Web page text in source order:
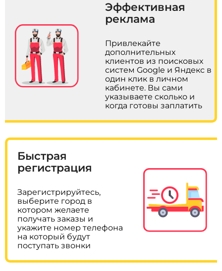
Эффективная
реклама
Привлекайте
дополнительных
клиентов из поисковых
систем Google и Яндекс в
один клик в личном
кабинете. Вы сами
указываете сколько и
когда готовы заплатить
Быстрая
регистрация
Зарегистрируйтесь,
выберите город в
котором желаете
получать заказы и
укажите номер телефона
на который будут
поступать звонки